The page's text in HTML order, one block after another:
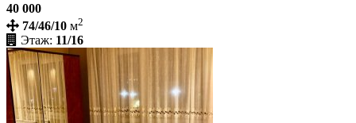
40 000
74/46/10 м2
Этаж: 11/16